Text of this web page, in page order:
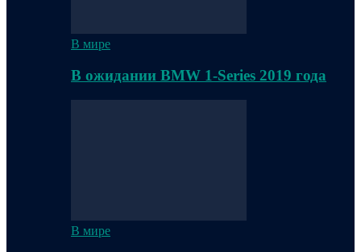
В мире
В ожидании BMW 1-Series 2019 года
В мире